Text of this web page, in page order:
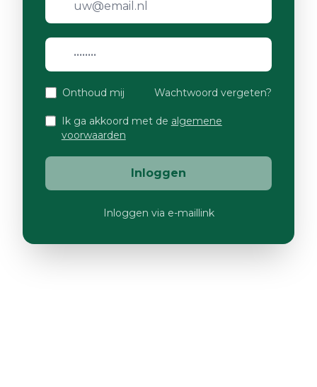
Onthoud mij Wachtwoord vergeten?
Ik ga akkoord met de algemene
voorwaarden
Inloggen
Inloggen via e-maillink